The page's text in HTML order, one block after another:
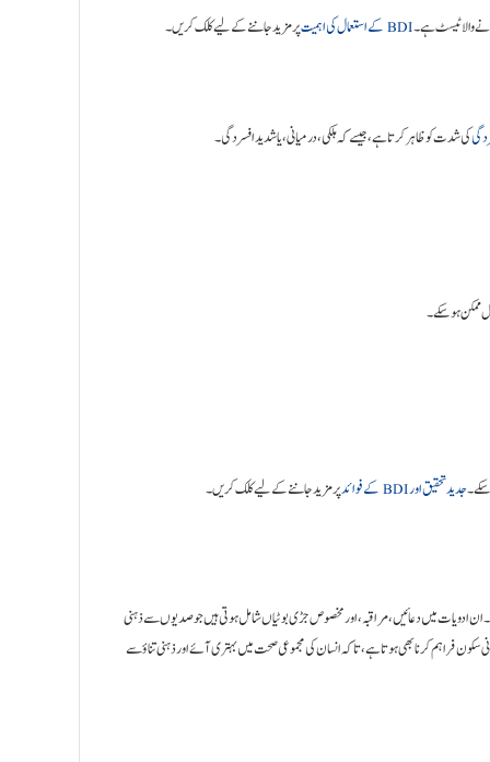
والا ٹیسٹ ہے۔BDI کے استعمال کی اہمیت پر مزید جاننے کے لیے کلک کریں۔
کی شدت کو ظاہر کرتا ہے، جیسے کہ ہلکی، درمیانی، یا شدید افسردگی۔
جدید تحقیق اور BDI کے فوائد پر مزید جاننے کے لیے کلک کریں۔
ان ادویات میں دعائیں، مراقبہ، اور مخصوص جڑی بوٹیاں شامل ہوتی ہیں جو صدیوں سے ذہنی
سکون فراہم کرنا بھی ہوتا ہے، تاکہ انسان کی مجموعی صحت میں بہتری آئے اور ذہنی تناؤ سے